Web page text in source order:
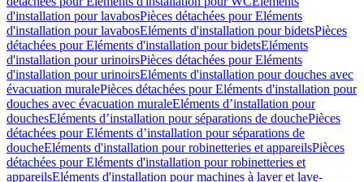
d'installation pour lavabosPièces détachées pour Eléments
d'installation pour lavabosEléments d'installation pour bidetsPièces
détachées pour Eléments d'installation pour bidetsEléments
d'installation pour urinoirsPièces détachées pour Eléments
d'installation pour urinoirsEléments d'installation pour douches avec
évacuation muralePièces détachées pour Eléments d'installation pour
douches avec évacuation muraleEléments d’installation pour
douchesEléments d’installation pour séparations de douchePièces
détachées pour Eléments d’installation pour séparations de
doucheEléments d'installation pour robinetteries et appareilsPièces
détachées pour Eléments d'installation pour robinetteries et
appareilsEléments d'installation pour machines à laver et lave-